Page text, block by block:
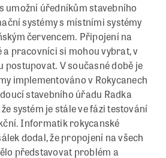
umožní úředníkům stavebního
systémy s místními systémy
červencem. Připojení na
a pracovníci si mohou vybrat, v
postupovat. V současné době je
implementováno v Rokycanech
stavebního úřadu Radka
systém je stále ve fázi testování
Informatik rokycanské
dodal, že propojení na všech
představovat problém a